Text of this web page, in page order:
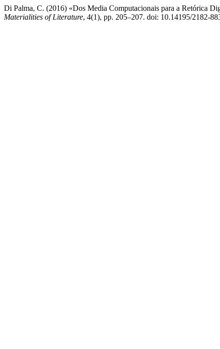
Di Palma, C. (2016) «Dos Media Computacionais para a Retórica
Materialities of Literature, 4(1), pp. 205–207. doi: 10.14195/2182-